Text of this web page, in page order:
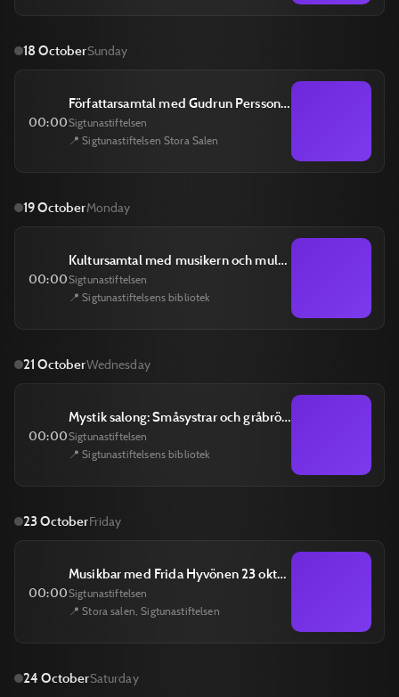
18 OctoberSunday
00:00
Författarsamtal med Gudrun Persson 18 oktober
Sigtunastiftelsen
📍 Sigtunastiftelsen Stora Salen
19 OctoberMonday
00:00
Kultursamtal med musikern och multimediaartisten Love Antell 19 oktober
Sigtunastiftelsen
📍 Sigtunastiftelsens bibliotek
21 OctoberWednesday
00:00
Mystik salong: Småsystrar och gråbröder med Alva Dahl 21 oktober
Sigtunastiftelsen
📍 Sigtunastiftelsens bibliotek
23 OctoberFriday
00:00
Musikbar med Frida Hyvönen 23 oktober
Sigtunastiftelsen
📍 Stora salen, Sigtunastiftelsen
24 OctoberSaturday